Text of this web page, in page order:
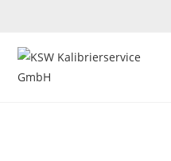
springen